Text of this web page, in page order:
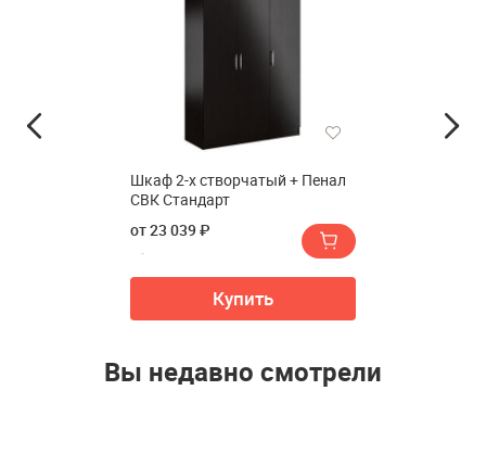
Шкаф 2-х створчатый + Пенал
СВК Стандарт
от 23 039 ₽
Купить
Вы недавно смотрели